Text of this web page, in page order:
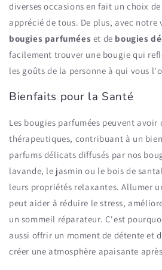
diverses occasions en fait un choix
apprécié de tous. De plus, avec notre
bougies parfumées et de bougies
facilement trouver une bougie qui
les goûts de la personne à qui vous
Bienfaits pour la Santé
Les bougies parfumées peuvent avoir
thérapeutiques, contribuant à un
parfums délicats diffusés par nos
lavande, le jasmin ou le bois de
leurs propriétés relaxantes. Allumer
peut aider à réduire le stress,
un sommeil réparateur. C'est
aussi offrir un moment de détente et
créer une atmosphère apaisante